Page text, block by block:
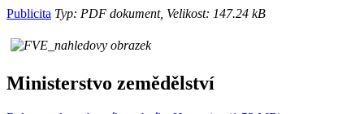
Publicita Typ: PDF dokument, Velikost: 147.24 kB
Ministerstvo zemědělství